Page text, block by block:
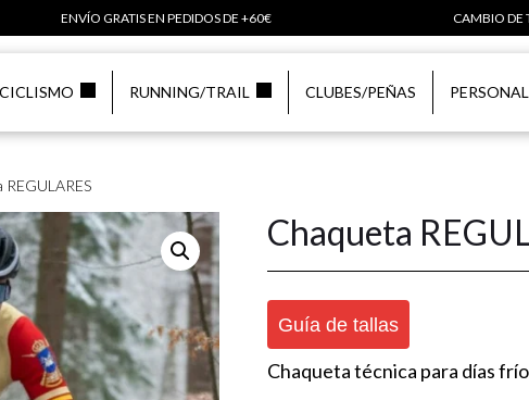
ENVÍO GRATIS EN PEDIDOS DE +60€ CAMBIO DE
CICLISMO RUNNING/TRAIL CLUBES/PEÑAS
Chaqueta
Chaqueta técnica para días
Guía de tallas